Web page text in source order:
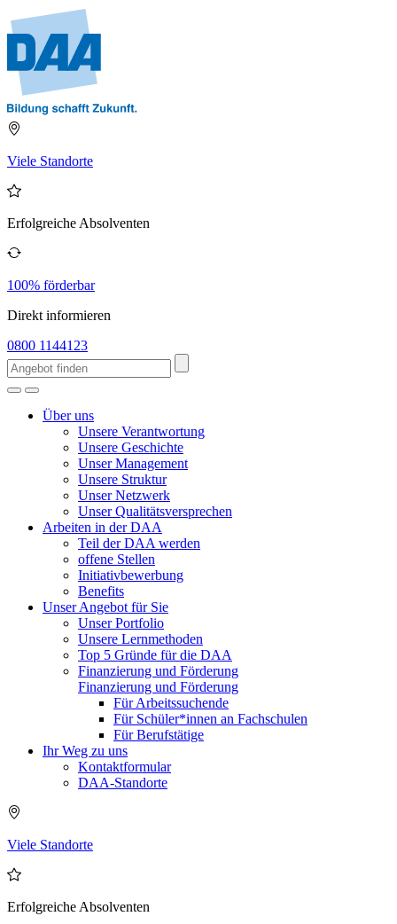
Viele Standorte
Erfolgreiche Absolventen
100% förderbar
Direkt informieren
0800 1144123
Über uns
Unsere Verantwortung
Unsere Geschichte
Unser Management
Unsere Struktur
Unser Netzwerk
Unser Qualitätsversprechen
Arbeiten in der DAA
Teil der DAA werden
offene Stellen
Initiativbewerbung
Benefits
Unser Angebot für Sie
Unser Portfolio
Unsere Lernmethoden
Top 5 Gründe für die DAA
Finanzierung und Förderung
Finanzierung und Förderung
Für Arbeitssuchende
Für Schüler*innen an Fachschulen
Für Berufstätige
Ihr Weg zu uns
Kontaktformular
DAA-Standorte
Viele Standorte
Erfolgreiche Absolventen